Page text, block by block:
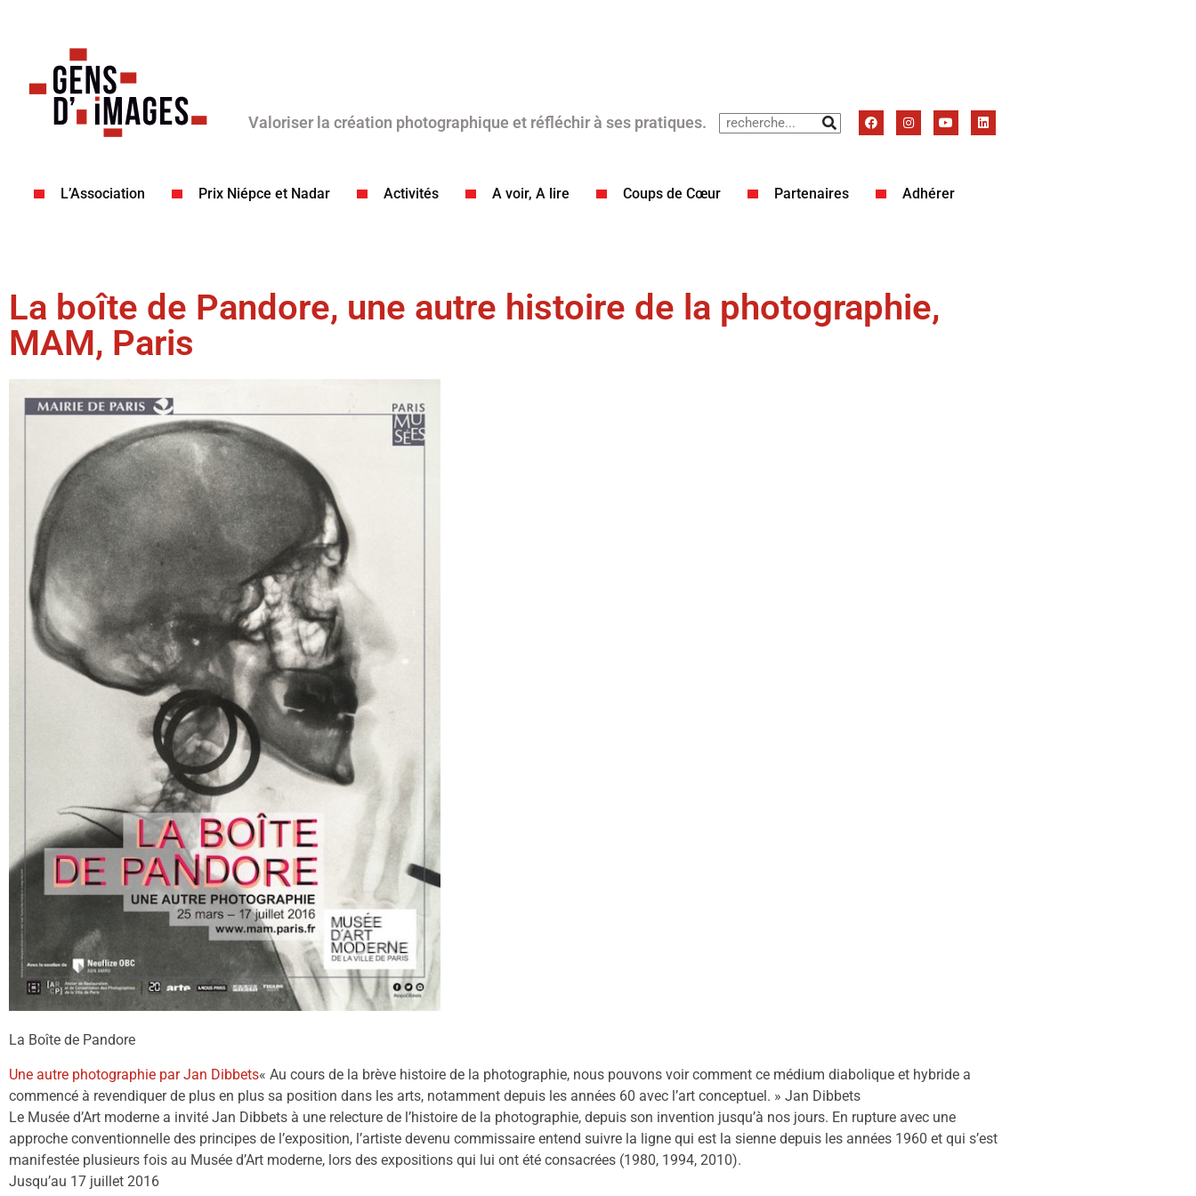
Valoriser la création photographique et réfléchir à ses pratiques.
L’Association Prix Niépce et Nadar Activités A voir, A lire Coups de Cœur​ Partenaires Adhérer
La boîte de Pandore, une autre histoire de la photographie,
MAM, Paris
La Boîte de Pandore
Une autre photographie par Jan Dibbets« Au cours de la brève histoire de la photographie, nous pouvons voir comment ce médium diabolique et hybride a
commencé à revendiquer de plus en plus sa position dans les arts, notamment depuis les années 60 avec l’art conceptuel. » Jan Dibbets
Le Musée d’Art moderne a invité Jan Dibbets à une relecture de l’histoire de la photographie, depuis son invention jusqu’à nos jours. En rupture avec une
approche conventionnelle des principes de l’exposition, l’artiste devenu commissaire entend suivre la ligne qui est la sienne depuis les années 1960 et qui s’est
manifestée plusieurs fois au Musée d’Art moderne, lors des expositions qui lui ont été consacrées (1980, 1994, 2010).
Jusqu’au 17 juillet 2016